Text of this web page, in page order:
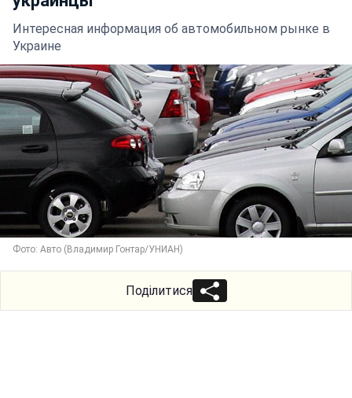
Интересная информация об автомобильном рынке в
Украине
Фото: Авто (Владимир Гонтар/УНИАН)
Поділитися